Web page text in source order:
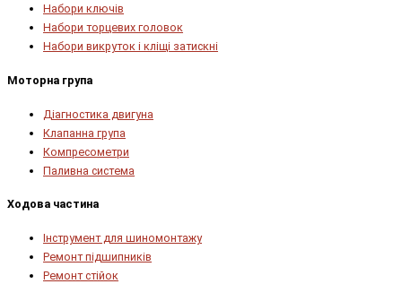
Набори ключів
Набори торцевих головок
Набори викруток і кліщі затискні
Моторна група
Діагностика двигуна
Клапанна група
Компресометри
Паливна система
Ходова частина
Інструмент для шиномонтажу
Ремонт підшипників
Ремонт стійок